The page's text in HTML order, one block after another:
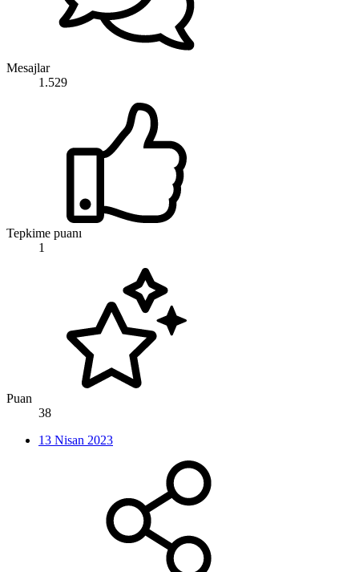
Mesajlar
1.529
Tepkime puanı
1
Puan
38
13 Nisan 2023